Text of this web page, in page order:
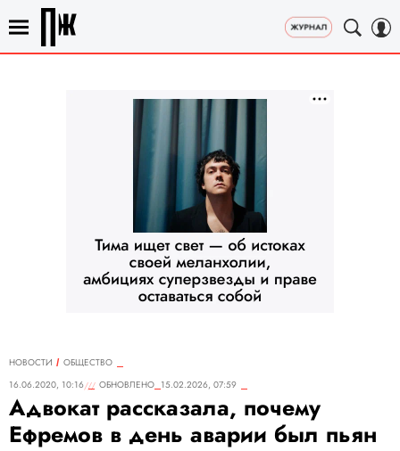
НОВОСТИ
ОБЩЕСТВО
16.06.2020, 10:16
ОБНОВЛЕНО 15.02.2026, 07:59
Адвокат рассказала, почему
Ефремов в день аварии был пьян